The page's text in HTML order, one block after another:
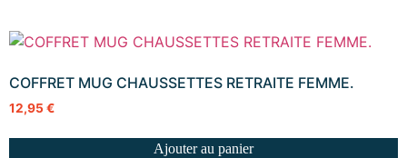
COFFRET MUG CHAUSSETTES RETRAITE FEMME.
12,95€
Ajouter au panier